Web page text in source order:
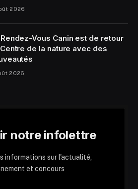
2026
Vous Canin est de retour
de la nature avec des
2026
notre infolettre
informations sur l'actualité,
et concours